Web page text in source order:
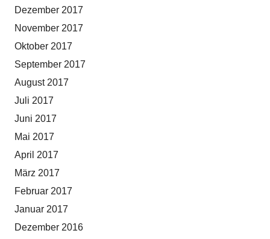
Dezember 2017
November 2017
Oktober 2017
September 2017
August 2017
Juli 2017
Juni 2017
Mai 2017
April 2017
März 2017
Februar 2017
Januar 2017
Dezember 2016